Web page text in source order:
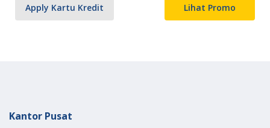
Apply Kartu Kredit Lihat Promo
Kantor Pusat